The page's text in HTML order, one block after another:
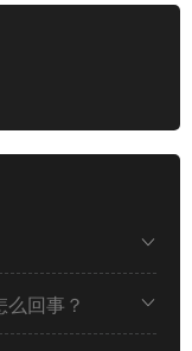
回事？